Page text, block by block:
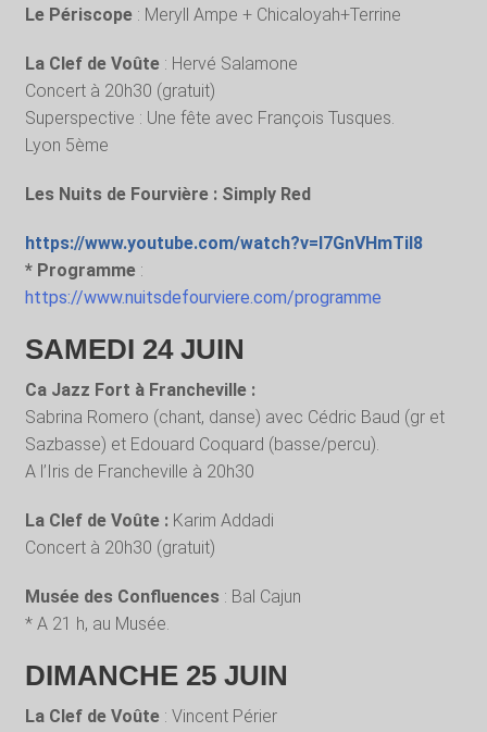
Le Périscope: Meryll Ampe + Chicaloyah+Terrine
La Clef de Voûte: Hervé Salamone
Concert à 20h30 (gratuit)
Superspective : Une fête avec François Tusques.
Lyon 5ème
Les Nuits de Fourvière : Simply Red
https://www.youtube.com/watch?v=l7GnVHmTiI8
* Programme:
https://www.nuitsdefourviere.com/programme
SAMEDI 24 JUIN
Ca Jazz Fort à Francheville :
Sabrina Romero (chant, danse) avec Cédric Baud (gr et
Sazbasse) et Edouard Coquard (basse/percu).
A l’Iris de Francheville à 20h30
La Clef de Voûte :Karim Addadi
Concert à 20h30 (gratuit)
Musée des Confluences : Bal Cajun
* A 21 h, au Musée.
DIMANCHE 25 JUIN
La Clef de Voûte: Vincent Périer